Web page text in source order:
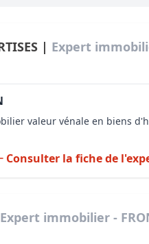
d’un Plan Local
et de l'immobilier
| Expert
valeur vénale en biens
Consulter la fiche de
Expert immobilier -